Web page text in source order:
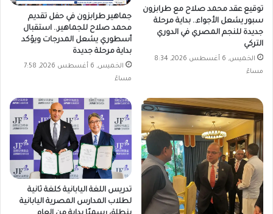
توقيع عقد محمد صلاح مع طرابزون
سبور يشعل الأجواء.. بداية مرحلة
جديدة للنجم المصري في الدوري
التركي
الخميس, 6 أغسطس 2026, 8:34
مساءً
جماهير طرابزون في حفل تقديم
محمد صلاح للجماهير.. استقبال
أسطوري يشعل المدرجات ويؤكد
بداية مرحلة جديدة
الخميس, 6 أغسطس 2026, 7:58
مساءً
تدريس اللغة اليابانية كلغة ثانية
لطلاب المدارس المصرية اليابانية